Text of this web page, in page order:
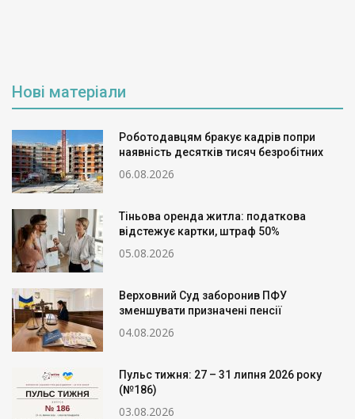
Нові матеріали
Роботодавцям бракує кадрів попри
наявність десятків тисяч безробітних
06.08.2026
Тіньова оренда житла: податкова
відстежує картки, штраф 50%
05.08.2026
Верховний Суд заборонив ПФУ
зменшувати призначені пенсії
04.08.2026
Пульс тижня: 27 – 31 липня 2026 року
(№186)
03.08.2026